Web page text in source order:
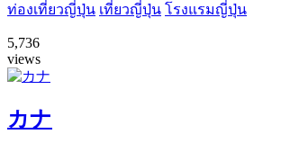
ท่องเที่ยวญี่ปุ่น เที่ยวญี่ปุ่น โรงแรมญี่ปุ่น
5,736
views
カナ